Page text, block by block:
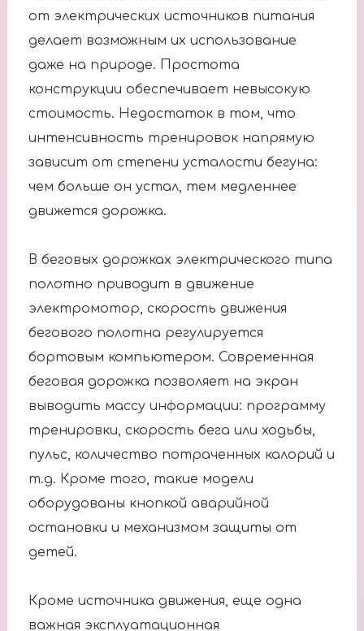
от электрических источников питания
делает возможным их использование
даже на природе. Простота
конструкции обеспечивает невысокую
стоимость. Недостаток в том, что
интенсивность тренировок напрямую
зависит от степени усталости бегуна:
чем больше он устал, тем медленнее
движется дорожка.
В беговых дорожках электрического типа
полотно приводит в движение
электромотор, скорость движения
бегового полотна регулируется
бортовым компьютером. Современная
беговая дорожка позволяет на экран
выводить массу информации: программу
тренировки, скорость бега или ходьбы,
пульс, количество потраченных калорий и
т.д. Кроме того, такие модели
оборудованы кнопкой аварийной
остановки и механизмом защиты от
детей.
Кроме источника движения, еще одна
важная эксплуатационная